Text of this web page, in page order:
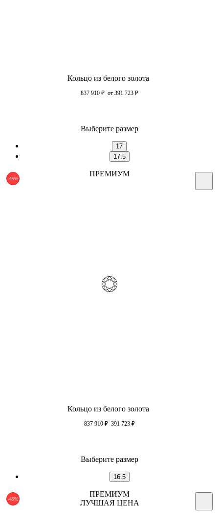
Кольцо из белого золота
837 910 ₽ от 391 723 ₽
Выберите размер
17
17.5
-45%
ПРЕМИУМ
Кольцо из белого золота
837 910 ₽ 391 723 ₽
Выберите размер
16.5
-45%
ПРЕМИУМ
ЛУЧШАЯ ЦЕНА